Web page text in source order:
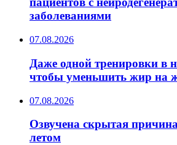
заболеваниями
07.08.2026
Даже одной тренировки в
чтобы уменьшить жир на
07.08.2026
Озвучена скрытая
летом